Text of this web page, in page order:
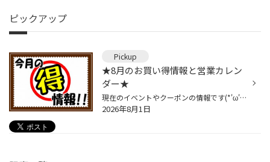
ピックアップ
Pickup
★8月のお買い得情報と営業カレン
ダー★
現在のイベントやクーポンの情報です(*'ω'*) ★ イベント情報 ★ スーパータイヤセール 《 7月9日（木）～8月9日（日）まで 》 詳細⇒【 セール特設ページ 】 、【 WEBチラシ 】 ★ クーポン情報 ★ 車検3ヶ月前予約で 2,000円OFF 《 8月31日（月）まで 》 詳細⇒【 クーポンページ 】 ★ 500円割引券 発行...
2026年8月1日